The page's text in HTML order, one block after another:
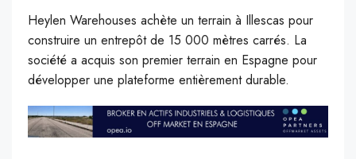
Heylen Warehouses achète un terrain à Illescas pour
construire un entrepôt de 15 000 mètres carrés. La
société a acquis son premier terrain en Espagne pour
développer une plateforme entièrement durable.